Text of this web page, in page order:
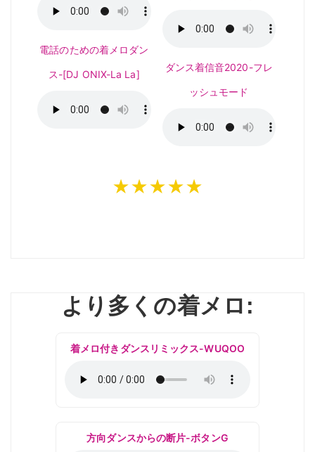
電話のための着メロダン
ス-[DJ ONIX-La La]
ダンス着信音2020-フレ
ッシュモード
★★★★★
より多くの着メロ:
着メロ付きダンスリミックス-WUQOO
方向ダンスからの断片-ボタンG